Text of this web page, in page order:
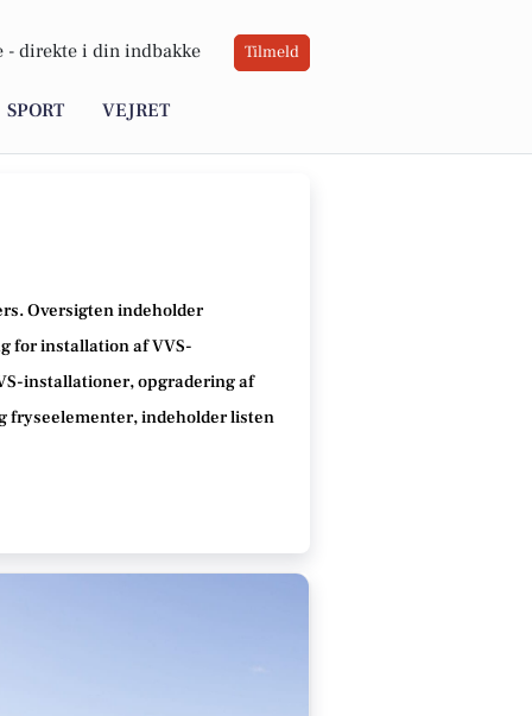
- direkte i din indbakke Tilmeld
SPORT VEJRET
Oversigten indeholder
for installation af VVS-
installationer, opgradering af
fryseelementer, indeholder listen